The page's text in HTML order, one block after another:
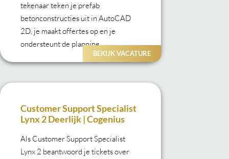
tekenaar teken je prefab
betonconstructies uit in AutoCAD
2D, je maakt offertes op en je
ondersteunt de planning.
BEKIJK VACATURE
Customer Support Specialist
Lynx 2 Deerlijk | Cogenius
Als Customer Support Specialist
Lynx 2 beantwoord je tickets over